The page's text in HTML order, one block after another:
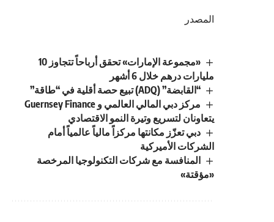
المصدر
«مجموعة الإمارات» تحقق أرباحاً تتجاوز 10
مليارات درهم خلال 6 أشهر
“القابضة” (ADQ) تبيع حصة أقلية في “طاقة”
مركز دبي المالي العالمي و Guernsey Finance
يتعاونان لتسريع وتيرة النمو الاقتصادي
دبي تعزّز مكانتها مركزاً مالياً عالمياً أمام
الشركات الأميركية
المنافسة مع شركات التكنولوجيا المرخصة
«مؤقتة»